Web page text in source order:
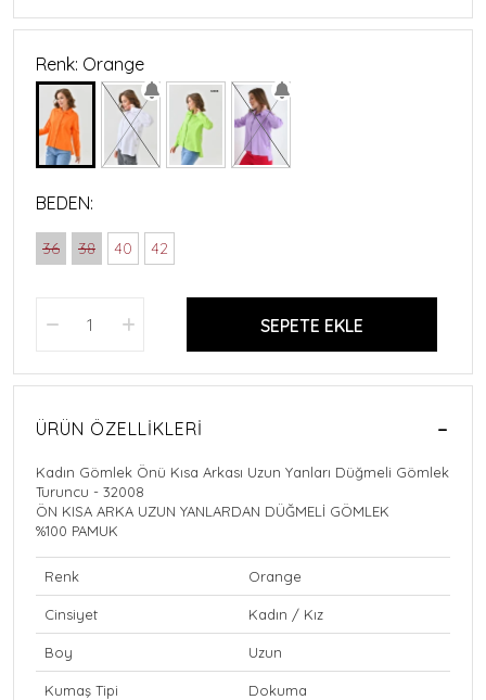
Renk: Orange
BEDEN:
36 38 40 42
SEPETE EKLE
ÜRÜN ÖZELLIKLERI
Kadın Gömlek Önü Kısa Arkası Uzun Yanları Düğmeli Gömlek
Turuncu - 32008
ÖN KISA ARKA UZUN YANLARDAN DÜĞMELİ GÖMLEK
%100 PAMUK
Renk Orange
Cinsiyet Kadın / Kız
Boy Uzun
Kumaş Tipi Dokuma